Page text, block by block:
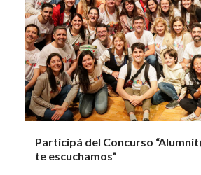
Participá del Concurso
te escuchamos”